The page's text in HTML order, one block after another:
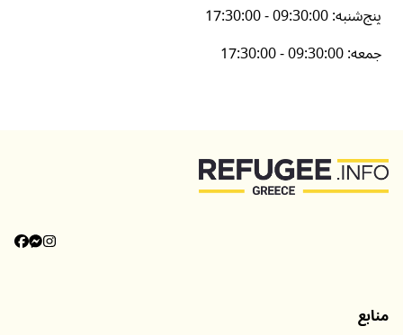
پنج‌شنبه:
17:30:00 - 09:30:00
جمعه:
17:30:00 - 09:30:00
منابع